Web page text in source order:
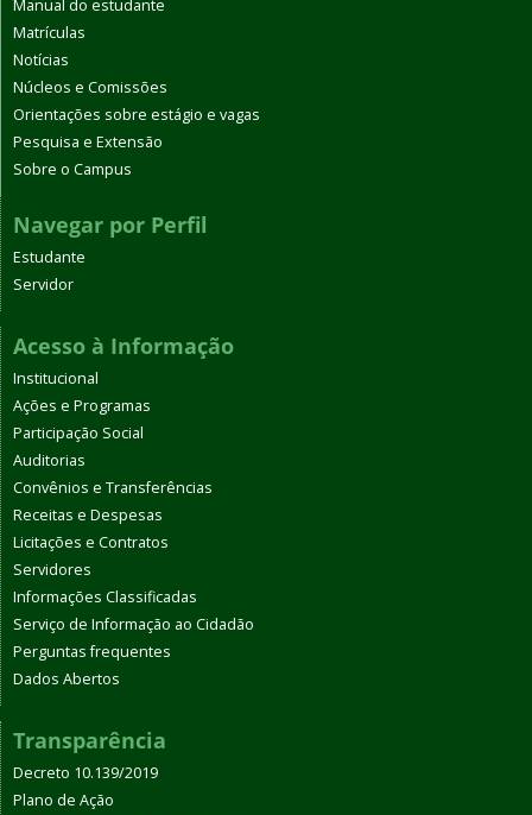
Manual do estudante
Matrículas
Notícias
Núcleos e Comissões
Orientações sobre estágio e vagas
Pesquisa e Extensão
Sobre o Campus
Navegar por Perfil
Estudante
Servidor
Acesso à Informação
Institucional
Ações e Programas
Participação Social
Auditorias
Convênios e Transferências
Receitas e Despesas
Licitações e Contratos
Servidores
Informações Classificadas
Serviço de Informação ao Cidadão
Perguntas frequentes
Dados Abertos
Transparência
Decreto 10.139/2019
Plano de Ação